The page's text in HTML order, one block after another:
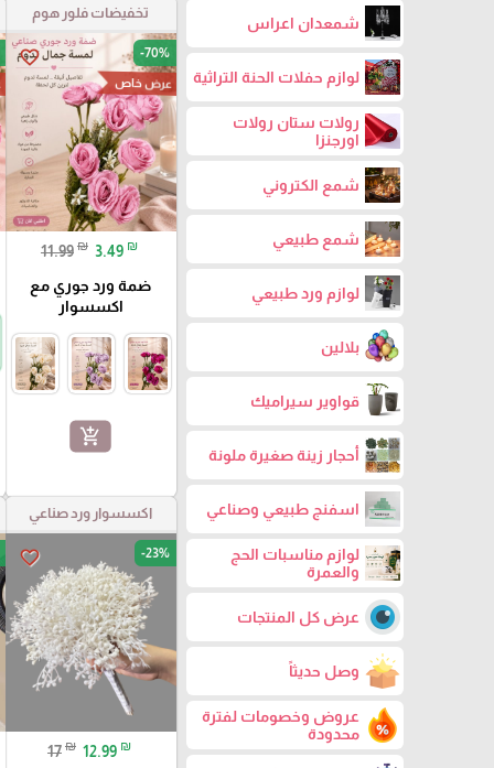
شمعدان اعراس
لوازم حفلات الحنة التراثية
رولات ستان رولات
اورجنزا
شمع الكتروني
شمع طبيعي
لوازم ورد طبيعي
بلالين
قواوير سيراميك
أحجار زينة صغيرة ملونة
اسفنج طبيعي وصناعي
لوازم مناسبات الحج
والعمرة
عرض كل المنتجات
وصل حديثاً
عروض وخصومات لفترة
محدودة
تخفيضات فلور هوم
favorite_border -70%
عرض خاص
11.99 ₪ 3.49 ₪
ضمة ورد جوري مع
اكسسوار
add_shopping_cart
اكسسوار ورد صناعي
favorite_border -23%
17 ₪ 12.99 ₪